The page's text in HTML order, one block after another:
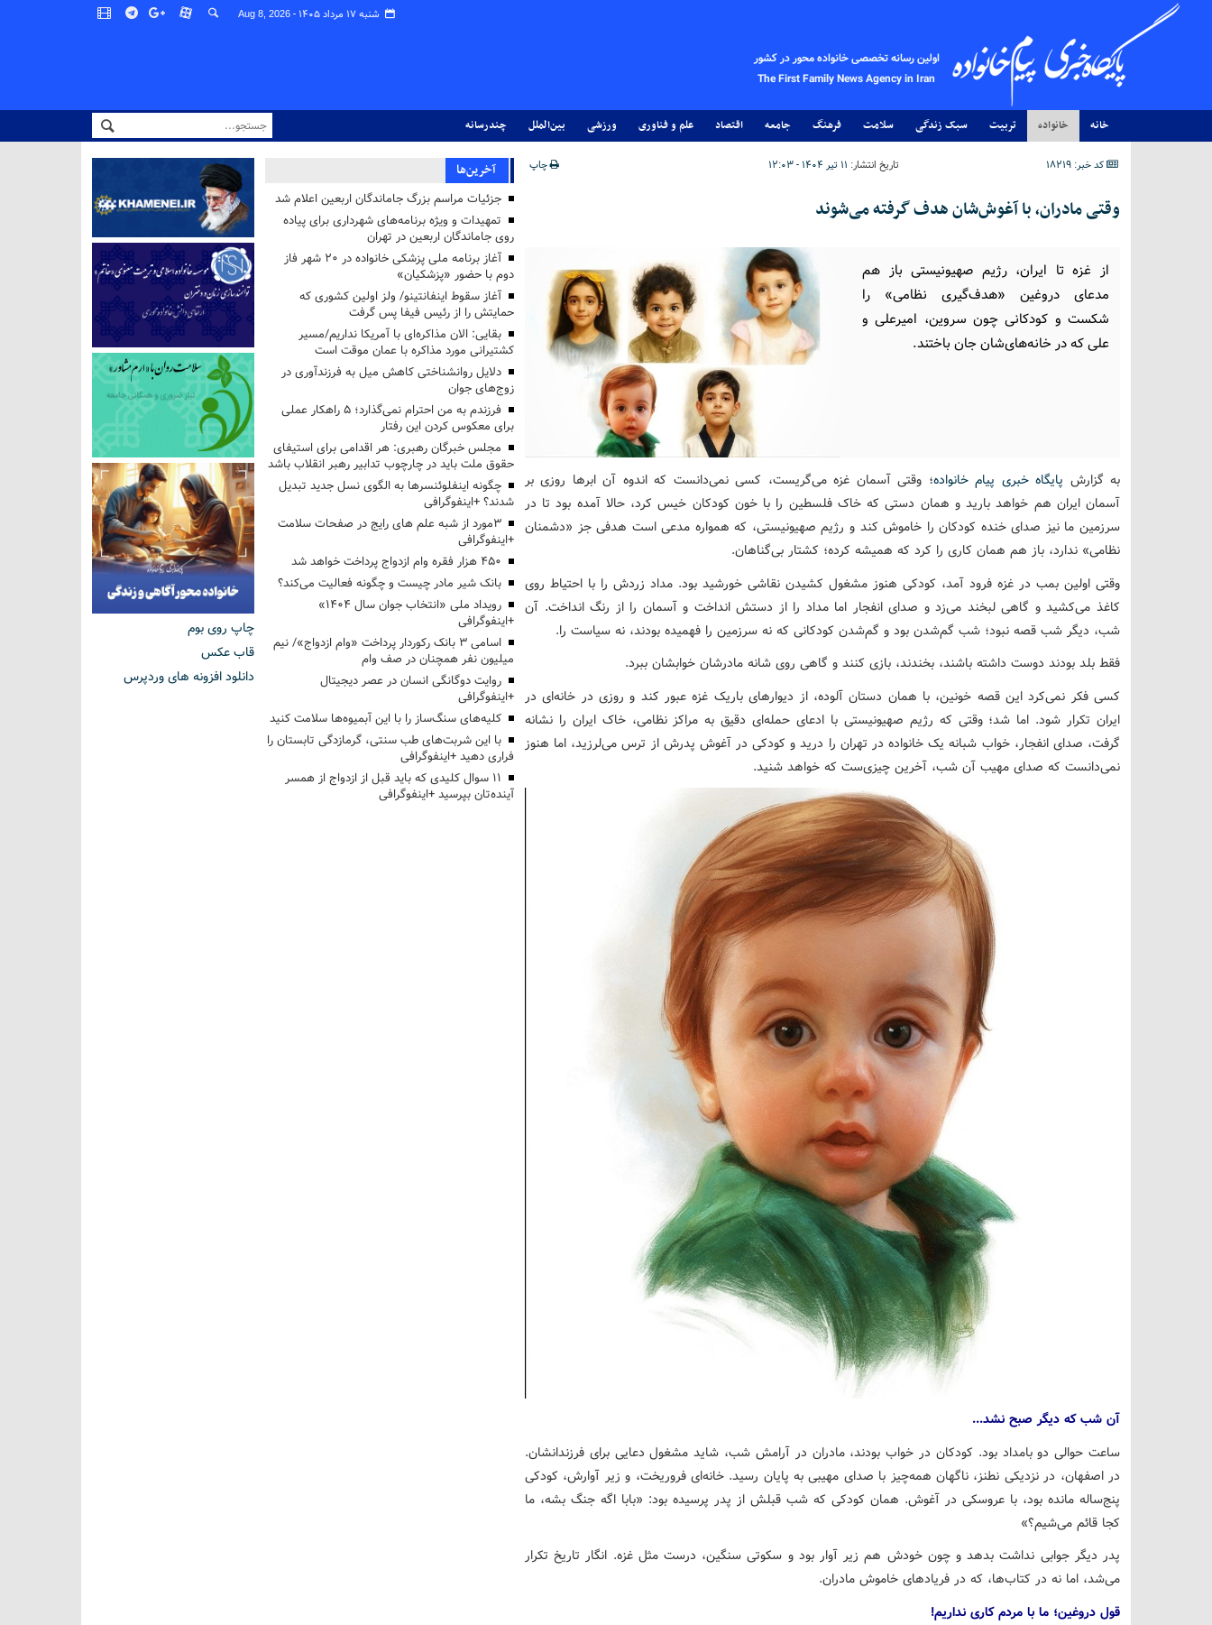
شنبه ۱۷ مرداد ۱۴۰۵ - Aug 8, 2026
اولین رسانه تخصصی خانواده محور در کشور
The First Family News Agency in Iran
خانه خانواده تربیت سبک زندگی سلامت فرهنگ جامعه اقتصاد علم و فناوری ورزشی بین‌الملل چندرسانه
کد خبر: 18219 تاریخ انتشار: ۱۱ تیر ۱۴۰۴ - ۱۲:۰۳ چاپ
وقتی مادران، با آغوش‌شان هدف گرفته می‌شوند
از غزه تا ایران، رژیم صهیونیستی باز هم
مدعای دروغین «هدف‌گیری نظامی» را
شکست و کودکانی چون سروین، امیرعلی و
علی که در خانه‌های‌شان جان باختند.
به گزارش پایگاه خبری پیام خانواده؛ وقتی آسمان غزه می‌گریست، کسی نمی‌دانست که اندوه آن ابرها روزی بر
آسمان ایران هم خواهد بارید و همان دستی که خاک فلسطین را با خون کودکان خیس کرد، حالا آمده بود تا در
سرزمین ما نیز صدای خنده کودکان را خاموش کند و رژیم صهیونیستی، که همواره مدعی است هدفی جز «دشمنان
نظامی» ندارد، باز هم همان کاری را کرد که همیشه کرده؛ کشتار بی‌گناهان.
وقتی اولین بمب در غزه فرود آمد، کودکی هنوز مشغول کشیدن نقاشی خورشید بود. مداد زردش را با احتیاط روی
کاغذ می‌کشید و گاهی لبخند می‌زد و صدای انفجار اما مداد را از دستش انداخت و آسمان را از رنگ انداخت. آن
شب، دیگر شب قصه نبود؛ شب گم‌شدن بود و گم‌شدن کودکانی که نه سرزمین را فهمیده بودند، نه سیاست را.
فقط بلد بودند دوست داشته باشند، بخندند، بازی کنند و گاهی روی شانه مادرشان خوابشان ببرد.
کسی فکر نمی‌کرد این قصه خونین، با همان دستان آلوده، از دیوارهای باریک غزه عبور کند و روزی در خانه‌ای در
ایران تکرار شود. اما شد؛ وقتی که رژیم صهیونیستی با ادعای حمله‌ای دقیق به مراکز نظامی، خاک ایران را نشانه
گرفت، صدای انفجار، خواب شبانه یک خانواده در تهران را درید و کودکی در آغوش پدرش از ترس می‌لرزید، اما هنوز
نمی‌دانست که صدای مهیب آن شب، آخرین چیزی‌ست که خواهد شنید.
آن شب که دیگر صبح نشد...
ساعت حوالی دو بامداد بود. کودکان در خواب بودند، مادران در آرامش شب، شاید مشغول دعایی برای فرزندانشان.
در اصفهان، در نزدیکی نطنز، ناگهان همه‌چیز با صدای مهیبی به پایان رسید. خانه‌ای فروریخت، و زیر آوارش، کودکی
پنج‌ساله مانده بود، با عروسکی در آغوش. همان کودکی که شب قبلش از پدر پرسیده بود: «بابا اگه جنگ بشه، ما
کجا قائم می‌شیم؟»
پدر دیگر جوابی نداشت بدهد و چون خودش هم زیر آوار بود و سکوتی سنگین، درست مثل غزه. انگار تاریخ تکرار
می‌شد، اما نه در کتاب‌ها، که در فریادهای خاموش مادران.
قول دروغین؛ ما با مردم کاری نداریم!
آخرین‌ها
جزئیات مراسم بزرگ جاماندگان اربعین اعلام شد
تمهیدات و ویژه برنامه‌های شهرداری برای پیاده
روی جاماندگان اربعین در تهران
آغاز برنامه ملی پزشکی خانواده در ۲۰ شهر فاز
دوم با حضور «پزشکیان»
آغاز سقوط اینفانتینو/ ولز اولین کشوری که
حمایتش را از رئیس فیفا پس گرفت
بقایی: الان مذاکره‌ای با آمریکا نداریم/مسیر
کشتیرانی مورد مذاکره با عمان موقت است
دلایل روانشناختی کاهش میل به فرزندآوری در
زوج‌های جوان
فرزندم به من احترام نمی‌گذارد؛ ۵ راهکار عملی
برای معکوس کردن این رفتار
مجلس خبرگان رهبری: هر اقدامی برای استیفای
حقوق ملت باید در چارچوب تدابیر رهبر انقلاب باشد
چگونه اینفلوئنسرها به الگوی نسل جدید تبدیل
شدند؟ +اینفوگرافی
3مورد از شبه علم های رایج در صفحات سلامت
+اینفوگرافی
۴۵۰ هزار فقره وام ازدواج پرداخت خواهد شد
بانک شیر مادر چیست و چگونه فعالیت می‌کند؟
رویداد ملی «انتخاب جوان سال ۱۴۰۴»
+اینفوگرافی
اسامی ۳ بانک رکوردار پرداخت «وام ازدواج»/ نیم
میلیون نفر همچنان در صف وام
روایت دوگانگی انسان در عصر دیجیتال
+اینفوگرافی
کلیه‌های سنگ‌ساز را با این آبمیوه‌ها سلامت کنید
با این شربت‌های طب سنتی، گرمازدگی تابستان را
فراری دهید +اینفوگرافی
۱۱ سوال کلیدی که باید قبل از ازدواج از همسر
آینده‌تان بپرسید +اینفوگرافی
چاپ روی بوم
قاب عکس
دانلود افزونه های وردپرس